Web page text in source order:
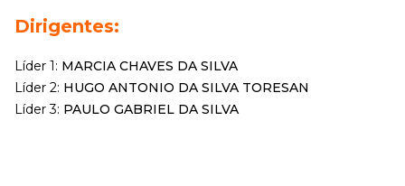
Dirigentes:
Líder 1: MARCIA CHAVES DA SILVA
Líder 2: HUGO ANTONIO DA SILVA TORESAN
Líder 3: PAULO GABRIEL DA SILVA